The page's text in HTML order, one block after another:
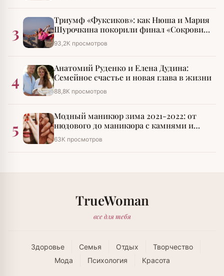
3
Триумф «Фуксиков»: как Нюша и Мария
Шурочкина покорили финал «Сокровищ
императора»
93,2К просмотров
4
Анатомий Руденко и Елена Дудина:
Семейное счастье и новая глава в жизни
88,8К просмотров
5
Модный маникюр зима 2021-2022: от
нюдового до маникюра с камнями и
стразами
63К просмотров
TrueWoman
все для тебя
Здоровье Семья Отдых
Творчество
Мода
Психология Красота